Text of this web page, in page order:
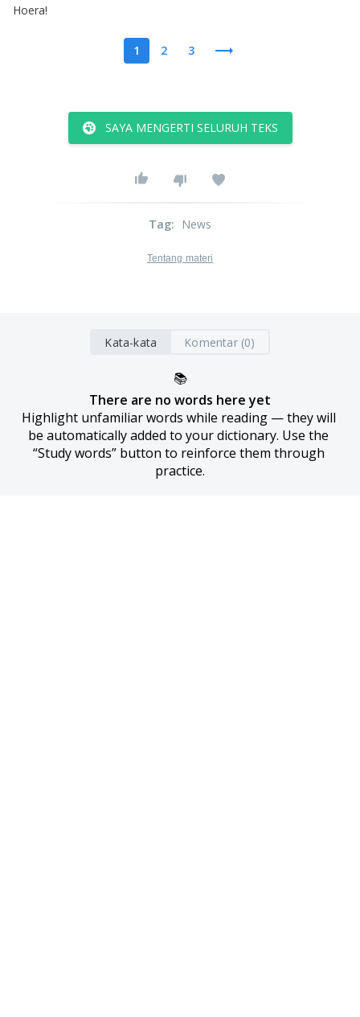
Hoera!
1 2 3
SAYA MENGERTI SELURUH TEKS
Tag: News
Tentang materi
Kata-kata Komentar (0)
📚
There are no words here yet
Highlight unfamiliar words while reading — they will
be automatically added to your dictionary. Use the
“Study words” button to reinforce them through
practice.